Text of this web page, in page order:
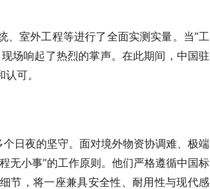
室外工程等进行了全面实测实量。当“工
场响起了热烈的掌声。在此期间，中国驻
可。
日夜的坚守。面对境外物资协调难、极端
无小事”的工作原则。他们严格遵循中国标
节，将一座兼具安全性、耐用性与现代感